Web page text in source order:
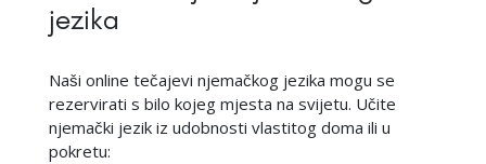
jezika
Naši online tečajevi njemačkog jezika mogu se
rezervirati s bilo kojeg mjesta na svijetu. Učite
njemački jezik iz udobnosti vlastitog doma ili u
pokretu: